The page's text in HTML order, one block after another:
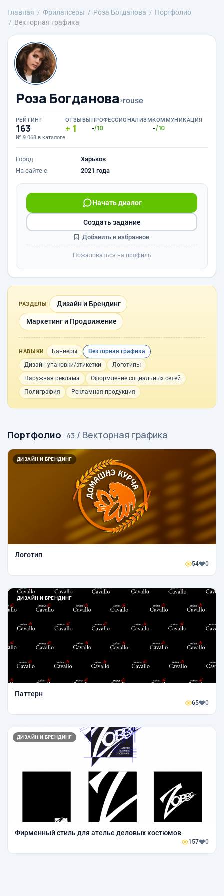
Главная Фрилансеры Роза Богданова
Портфолио
Векторная графика
Роза Богданова›rouse
РЕЙТИНГ
163
№ 9 068 в каталоге
ОТЗЫВЫ
1
ПРОФЕССИОНАЛИЗМ
-/10
КОММУНИКАЦИЯ
-/10
Город
Харьков
На сайте с
2021 года
Начать диалог
Создать задание
Добавить в избранное
Пожаловаться на профиль
РАЗДЕЛЫ Дизайн и Брендинг
Маркетинг и Продвижение
НАВЫКИ Баннеры
Векторная графика
Дизайн упаковки/этикетки
Логотипы
Наружная реклама
Оформление социальных сетей
Полиграфия
Рекламная продукция
Портфолио · 43 / Векторная графика
ДИЗАЙН И БРЕНДИНГ
Логотип
54 0
ДИЗАЙН И БРЕНДИНГ
Паттерн
65 0
ДИЗАЙН И БРЕНДИНГ
Фирменный стиль для ателье деловых костюмов
157 0